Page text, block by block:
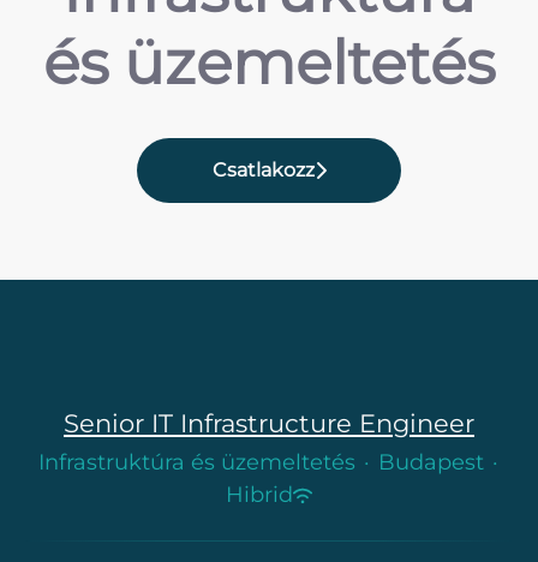
és üzemeltetés
Csatlakozz
Senior IT Infrastructure Engineer
Infrastruktúra és üzemeltetés · Budapest ·
Hibrid